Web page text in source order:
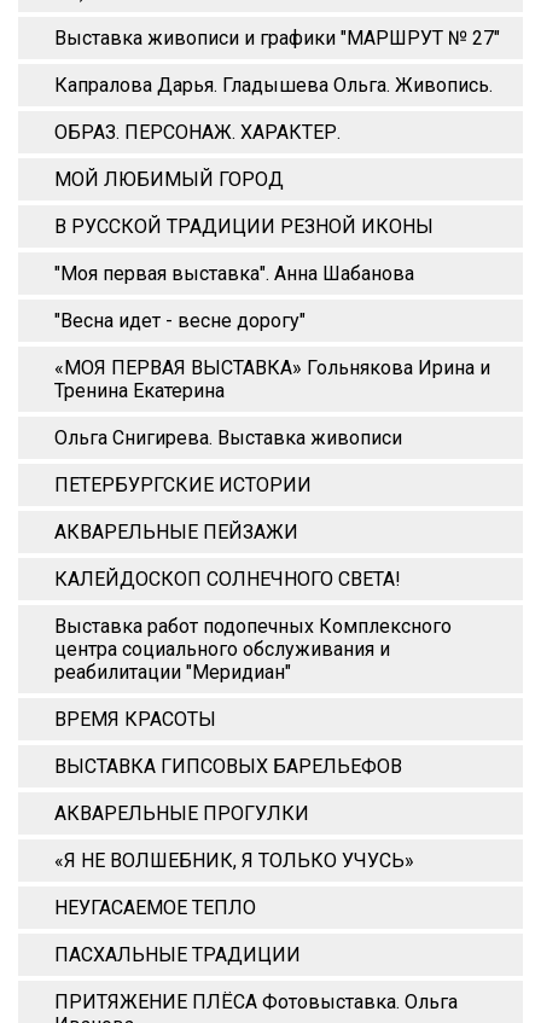
Выставка живописи и графики "МАРШРУТ № 27"
Капралова Дарья. Гладышева Ольга. Живопись.
ОБРАЗ. ПЕРСОНАЖ. ХАРАКТЕР.
МОЙ ЛЮБИМЫЙ ГОРОД
В РУССКОЙ ТРАДИЦИИ РЕЗНОЙ ИКОНЫ
"Моя первая выставка". Анна Шабанова
"Весна идет - весне дорогу"
«МОЯ ПЕРВАЯ ВЫСТАВКА» Гольнякова Ирина и
Тренина Екатерина
Ольга Снигирева. Выставка живописи
ПЕТЕРБУРГСКИЕ ИСТОРИИ
АКВАРЕЛЬНЫЕ ПЕЙЗАЖИ
КАЛЕЙДОСКОП СОЛНЕЧНОГО СВЕТА!
Выставка работ подопечных Комплексного
центра социального обслуживания и
реабилитации "Меридиан"
ВРЕМЯ КРАСОТЫ
ВЫСТАВКА ГИПСОВЫХ БАРЕЛЬЕФОВ
АКВАРЕЛЬНЫЕ ПРОГУЛКИ
«Я НЕ ВОЛШЕБНИК, Я ТОЛЬКО УЧУСЬ»
НЕУГАСАЕМОЕ ТЕПЛО
ПАСХАЛЬНЫЕ ТРАДИЦИИ
ПРИТЯЖЕНИЕ ПЛЁСА Фотовыставка. Ольга